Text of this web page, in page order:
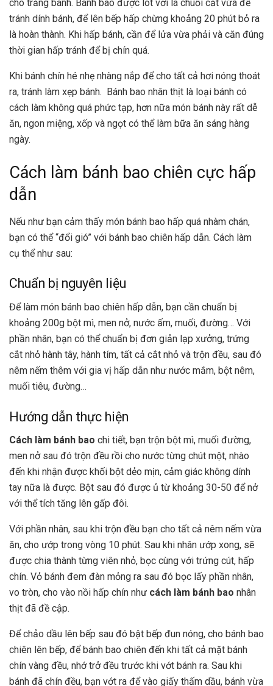
cho trắng bánh. Bánh bao được lót với lá chuối cắt vừa để
tránh dính bánh, để lên bếp hấp chừng khoảng 20 phút bỏ ra
là hoàn thành. Khi hấp bánh, cần để lửa vừa phải và căn đúng
thời gian hấp tránh để bị chín quá.
Khi bánh chín hé nhẹ nhàng nắp để cho tất cả hơi nóng thoát
ra, tránh làm xẹp bánh. Bánh bao nhân thịt là loại bánh có
cách làm không quá phức tạp, hơn nữa món bánh này rất dễ
ăn, ngon miệng, xốp và ngọt có thể làm bữa ăn sáng hàng
ngày.
Cách làm bánh bao chiên cực hấp
dẫn
Nếu như bạn cảm thấy món bánh bao hấp quá nhàm chán,
bạn có thể “đổi gió” với bánh bao chiên hấp dẫn. Cách làm
cụ thể như sau:
Chuẩn bị nguyên liệu
Để làm món bánh bao chiên hấp dẫn, bạn cần chuẩn bị
khoảng 200g bột mì, men nở, nước ấm, muối, đường… Với
phần nhân, bạn có thể chuẩn bị đơn giản lạp xưởng, trứng
cắt nhỏ hành tây, hành tím, tất cả cắt nhỏ và trộn đều, sau đó
nêm nếm thêm với gia vị hấp dẫn như nước mắm, bột nêm,
muối tiêu, đường…
Hướng dẫn thực hiện
Cách làm bánh bao chi tiết, bạn trộn bột mì, muối đường,
men nở sau đó trộn đều rồi cho nước từng chút một, nhào
đến khi nhận được khối bột dẻo mịn, cảm giác không dính
tay nữa là được. Bột sau đó được ủ từ khoảng 30-50 để nở
với thể tích tăng lên gấp đôi.
Với phần nhân, sau khi trộn đều bạn cho tất cả nêm nếm vừa
ăn, cho ướp trong vòng 10 phút. Sau khi nhân ướp xong, sẽ
được chia thành từng viên nhỏ, bọc cùng với trứng cút, hấp
chín. Vỏ bánh đem đàn mỏng ra sau đó bọc lấy phần nhân,
vo tròn, cho vào nồi hấp chín như cách làm bánh bao nhân
thịt đã đề cập.
Để chảo dầu lên bếp sau đó bật bếp đun nóng, cho bánh bao
chiên lên bếp, để bánh bao chiên đến khi tất cả mặt bánh
chín vàng đều, nhớ trở đều trước khi vớt bánh ra. Sau khi
bánh đã chín đều, bạn vớt ra để vào giấy thấm dầu, bánh vừa